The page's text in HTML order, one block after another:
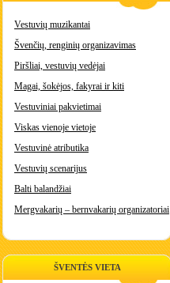
Vestuvių muzikantai
Švenčių, renginių organizavimas
Piršliai, vestuvių vedėjai
Magai, šokėjos, fakyrai ir kiti
Vestuviniai pakvietimai
Viskas vienoje vietoje
Vestuvinė atributika
Vestuvių scenarijus
Balti balandžiai
Mergvakarių – bernvakarių organizatoriai
ŠVENTĖS VIETA